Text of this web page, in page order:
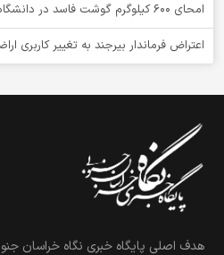
امحای ۶۰۰ کیلوگرم گوشت فاسد در دانشگاه خراسان‌جنوبی
اعتراض فرماندار بیرجند به تغییر کاربری
هدف اصلی پایگاه خبری نگاه خراسان